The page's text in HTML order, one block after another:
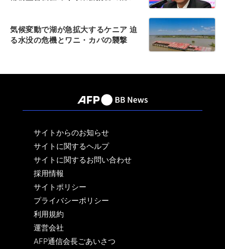
気候変動で湖が急拡大するケニア 迫
る水没の危機とワニ・カバの襲撃
サイトからのお知らせ
サイトに関するヘルプ
サイトに関するお問い合わせ
採用情報
サイトポリシー
プライバシーポリシー
利用規約
運営会社
AFP通信会長ごあいさつ